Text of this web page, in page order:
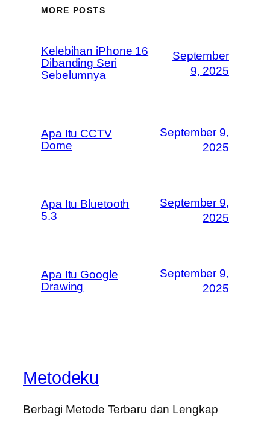
MORE POSTS
Kelebihan iPhone 16
Dibanding Seri
Sebelumnya
September
9, 2025
Apa Itu CCTV
Dome
September 9,
2025
Apa Itu Bluetooth
5.3
September 9,
2025
Apa Itu Google
Drawing
September 9,
2025
Metodeku
Berbagi Metode Terbaru dan Lengkap